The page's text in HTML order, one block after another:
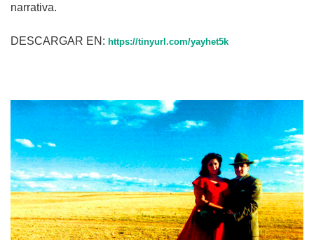
narrativa.
DESCARGAR EN: https://tinyurl.com/yayhet5k